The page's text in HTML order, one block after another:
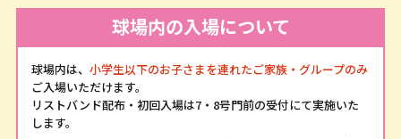
球場内の入場について
球場内は、 小学生以下のお子さまを連れたご家族・グループのみ
ご入場いただけます。
リストバンド配布・初回入場は7・8号門前の受付にて実施いた
します。